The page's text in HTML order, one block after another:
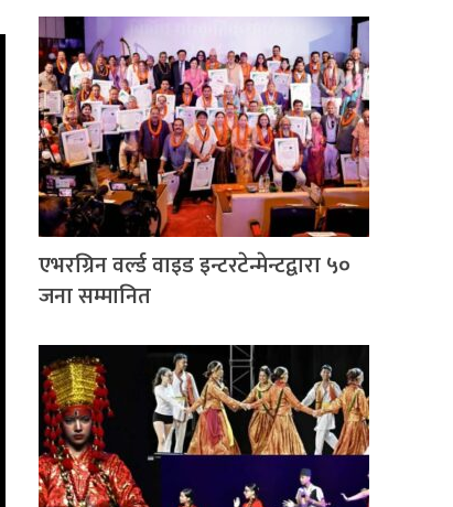
एभरग्रिन वर्ल्ड वाइड इन्टरटेन्मेन्टद्वारा ५०
जना सम्मानित